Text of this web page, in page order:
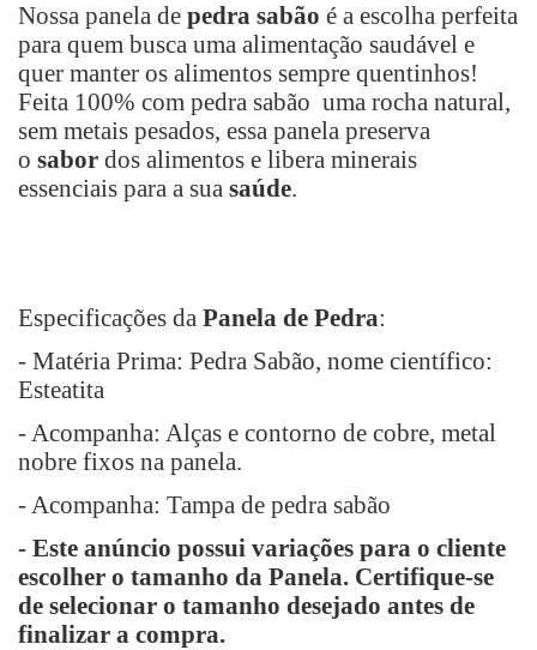
Nossa panela de pedra sabão é a escolha perfeita
para quem busca uma alimentação saudável e
quer manter os alimentos sempre quentinhos!
Feita 100% com pedra sabão uma rocha natural,
sem metais pesados, essa panela preserva
o sabor dos alimentos e libera minerais
essenciais para a sua saúde.
Especificações da Panela de Pedra:
- Matéria Prima: Pedra Sabão, nome científico:
Esteatita
- Acompanha: Alças e contorno de cobre, metal
nobre fixos na panela.
- Acompanha: Tampa de pedra sabão
- Este anúncio possui variações para o cliente
escolher o tamanho da Panela. Certifique-se
de selecionar o tamanho desejado antes de
finalizar a compra.